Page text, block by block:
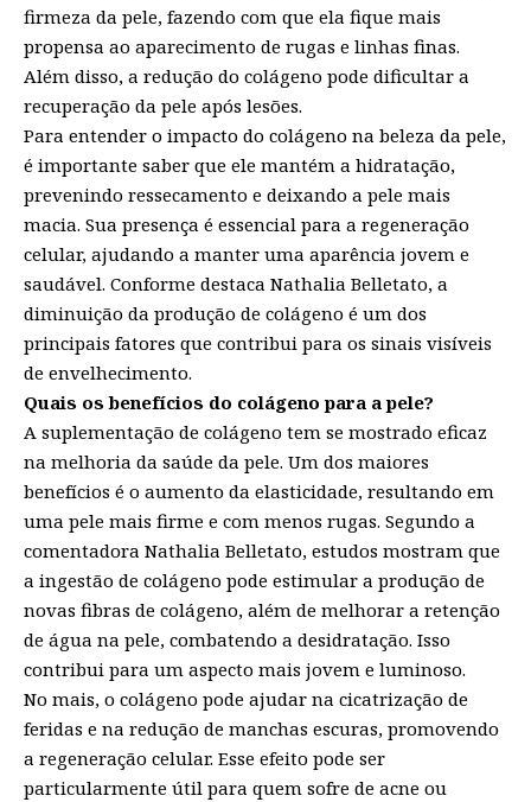
firmeza da pele, fazendo com que ela fique mais
propensa ao aparecimento de rugas e linhas finas.
Além disso, a redução do colágeno pode dificultar a
recuperação da pele após lesões.
Para entender o impacto do colágeno na beleza da pele,
é importante saber que ele mantém a hidratação,
prevenindo ressecamento e deixando a pele mais
macia. Sua presença é essencial para a regeneração
celular, ajudando a manter uma aparência jovem e
saudável. Conforme destaca Nathalia Belletato, a
diminuição da produção de colágeno é um dos
principais fatores que contribui para os sinais visíveis
de envelhecimento.
Quais os benefícios do colágeno para a pele?
A suplementação de colágeno tem se mostrado eficaz
na melhoria da saúde da pele. Um dos maiores
benefícios é o aumento da elasticidade, resultando em
uma pele mais firme e com menos rugas. Segundo a
comentadora Nathalia Belletato, estudos mostram que
a ingestão de colágeno pode estimular a produção de
novas fibras de colágeno, além de melhorar a retenção
de água na pele, combatendo a desidratação. Isso
contribui para um aspecto mais jovem e luminoso.
No mais, o colágeno pode ajudar na cicatrização de
feridas e na redução de manchas escuras, promovendo
a regeneração celular. Esse efeito pode ser
particularmente útil para quem sofre de acne ou